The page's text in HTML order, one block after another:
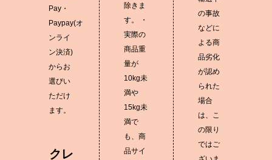
Pay・
Paypay(オ
ンライ
ン決済)
からお
選びい
ただけ
ます。
クレ
除きま
す。 ・
実際の
商品重
量が
10kg未
満や
15kg未
満で
も、商
品サイ
の事故
などに
よる商
品劣化
が認め
られた
場合
は、こ
の限り
ではご